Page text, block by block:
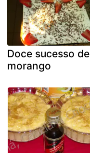
Doce sucesso de
morango